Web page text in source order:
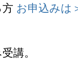
お申込みは
講。